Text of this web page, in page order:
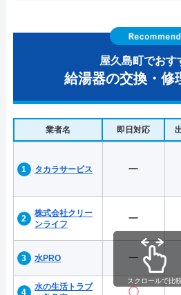
屋久島町でおす
給湯器の交換・修
業者名 即日対応
タカラサービス ー
株式会社クリー
ンライフ
ー
水PRO ー
水の生活トラブ
〇
スクロールで比較